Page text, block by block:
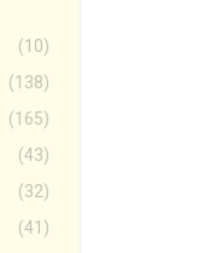
(10)
(138)
(165)
(43)
(32)
(41)